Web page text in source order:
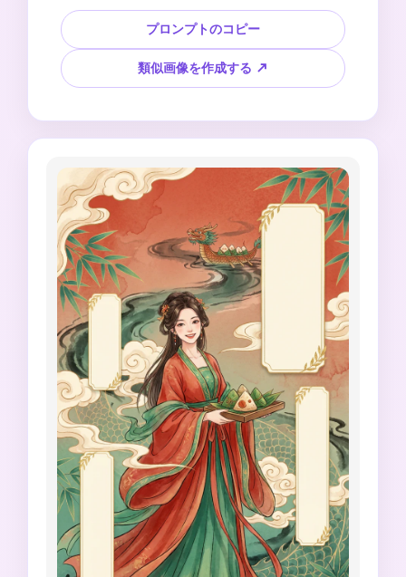
の波、陽気な季節の雰囲気、空白の中央コピーエ
リア、クリーンなAI生成画像スタイル、読みやす
いテキストなし、ロゴなし、公式マークなし、著
作権で保護されたデザインなし。
プロンプトのコピー
類似画像を作成する ↗